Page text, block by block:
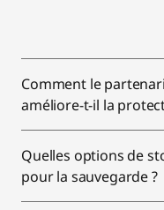
Comment le
améliore-t-il la
Quelles options de
pour la sauvegarde ?